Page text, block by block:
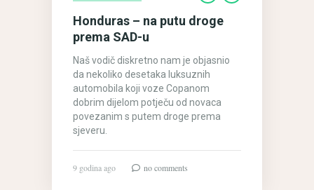
Honduras – na putu droge
prema SAD-u
Naš vodič diskretno nam je objasnio
da nekoliko desetaka luksuznih
automobila koji voze Copanom
dobrim dijelom potječu od novaca
povezanim s putem droge prema
sjeveru.
9 godina ago no comments